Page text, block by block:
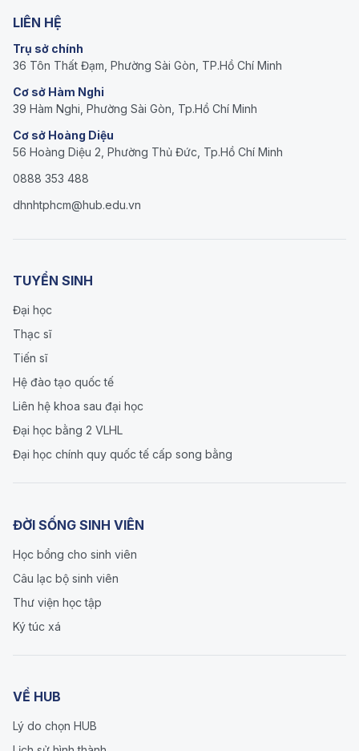
LIÊN HỆ
Trụ sở chính
36 Tôn Thất Đạm, Phường Sài Gòn, TP.Hồ Chí Minh
Cơ sở Hàm Nghi
39 Hàm Nghi, Phường Sài Gòn, Tp.Hồ Chí Minh
Cơ sở Hoàng Diệu
56 Hoàng Diệu 2, Phường Thủ Đức, Tp.Hồ Chí Minh
0888 353 488
dhnhtphcm@hub.edu.vn
TUYỂN SINH
Đại học
Thạc sĩ
Tiến sĩ
Hệ đào tạo quốc tế
Liên hệ khoa sau đại học
Đại học bằng 2 VLHL
Đại học chính quy quốc tế cấp song bằng
ĐỜI SỐNG SINH VIÊN
Học bổng cho sinh viên
Câu lạc bộ sinh viên
Thư viện học tập
Ký túc xá
VỀ HUB
Lý do chọn HUB